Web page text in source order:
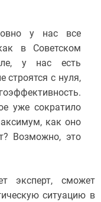
у нас все
в Советском
у нас есть
строятся с нуля,
уже сократило
как оно
Возможно, это
эксперт, сможет
ситуацию в